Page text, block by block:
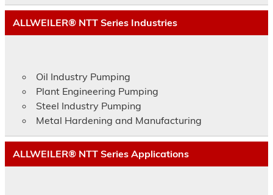
ALLWEILER® NTT Series Industries
Oil Industry Pumping
Plant Engineering Pumping
Steel Industry Pumping
Metal Hardening and Manufacturing
ALLWEILER® NTT Series Applications